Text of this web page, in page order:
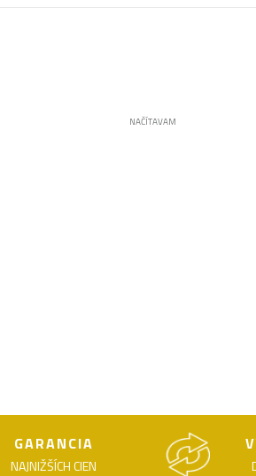
NAČÍTAVAM
GARANCIA
NAJNIŽŠÍCH CIEN